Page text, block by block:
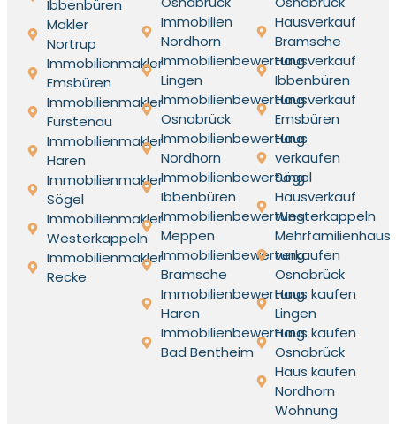
Ibbenbüren
Makler
Nortrup
Immobilienmakler
Emsbüren
Immobilienmakler
Fürstenau
Immobilienmakler
Haren
Immobilienmakler
Sögel
Immobilienmakler
Westerkappeln
Immobilienmakler
Recke
Immobilien
Nordhorn
Immobilienbewertung
Lingen
Immobilienbewertung
Osnabrück
Immobilienbewertung
Nordhorn
Immobilienbewertung
Ibbenbüren
Immobilienbewertung
Meppen
Immobilienbewertung
Bramsche
Immobilienbewertung
Haren
Immobilienbewertung
Bad Bentheim
Hausverkauf
Bramsche
Hausverkauf
Ibbenbüren
Hausverkauf
Emsbüren
Haus
verkaufen
Sögel
Hausverkauf
Westerkappeln
Mehrfamilienhaus
verkaufen
Osnabrück
Haus kaufen
Lingen
Haus kaufen
Osnabrück
Haus kaufen
Nordhorn
Wohnung